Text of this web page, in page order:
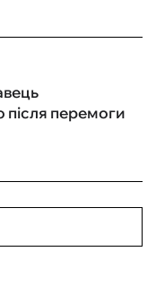
перемоги